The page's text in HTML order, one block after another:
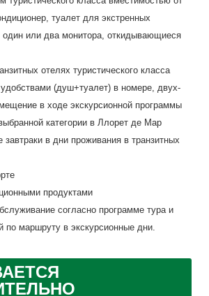
туалет для экстренных
один или два монитора, откидывающиеся
отелях туристического класса
(душ+туалет) в номере, двух-
в ходе экскурсионной программы
категории в Ллорет де Мар
завтраки в дни проживания в транзитных
продуктами
согласно программе тура и
маршруту в экскурсионные дни.